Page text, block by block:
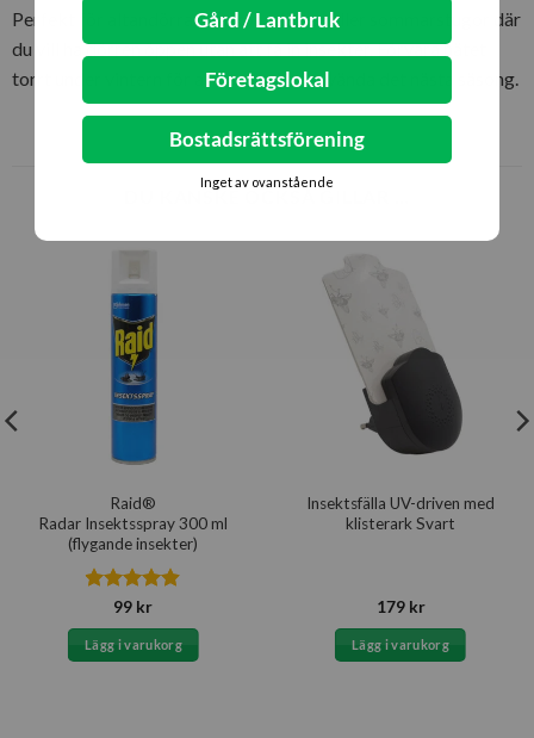
Perfekt för altandörrar, balkongdörrar eller sommarstugor där
du vill ha dörren öppen utan att få in insekter. Förvara nätet
torrt under vintern för att kunna återanvända det nästa säsong.
DU KANSKE OCKSÅ GILLAR …
Raid®
Radar Insektsspray 300 ml
(flygande insekter)
Betygsatt
4.83av 5
99 kr
Lägg i varukorg
Insektsfälla UV-driven med
klisterark Svart
179 kr
Lägg i varukorg
Gård / Lantbruk
Företagslokal
Bostadsrättsförening
Inget av ovanstående